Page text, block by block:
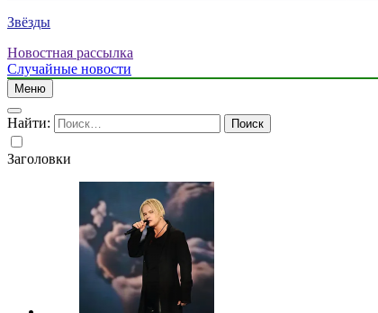
Звёзды
Новостная рассылка
Случайные новости
Меню
Найти:
Заголовки